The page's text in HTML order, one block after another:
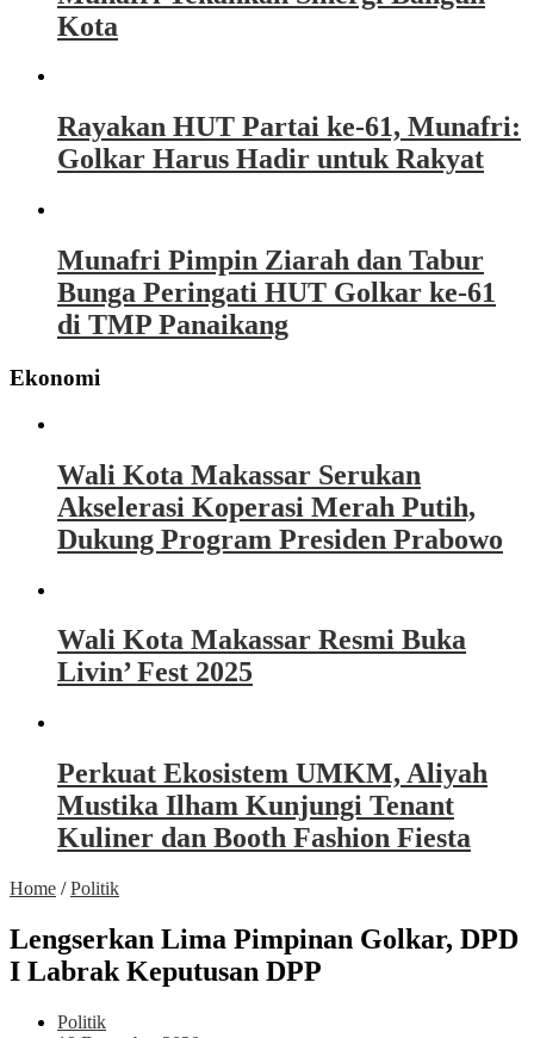
Kota
Rayakan HUT Partai ke-61, Munafri:
Golkar Harus Hadir untuk Rakyat
Munafri Pimpin Ziarah dan Tabur
Bunga Peringati HUT Golkar ke-61
di TMP Panaikang
Ekonomi
Wali Kota Makassar Serukan
Akselerasi Koperasi Merah Putih,
Dukung Program Presiden Prabowo
Wali Kota Makassar Resmi Buka
Livin’ Fest 2025
Perkuat Ekosistem UMKM, Aliyah
Mustika Ilham Kunjungi Tenant
Kuliner dan Booth Fashion Fiesta
Home /Politik
Lengserkan Lima Pimpinan Golkar, DPD
I Labrak Keputusan DPP
Politik